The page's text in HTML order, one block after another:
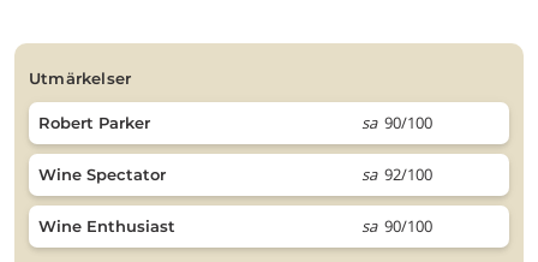
utmärkelser
Robert Parker sa 90/100
Wine Spectator sa 92/100
Wine Enthusiast sa 90/100